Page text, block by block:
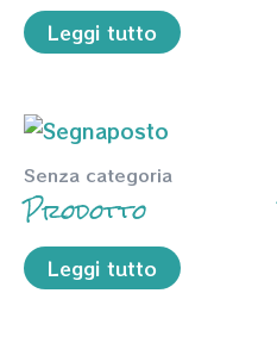
Leggi tutto
Senza categoria
Prodotto
Leggi tutto